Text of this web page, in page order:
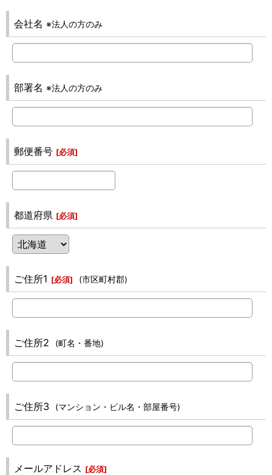
会社名 ※法人の方のみ
部署名 ※法人の方のみ
郵便番号 [必須]
都道府県 [必須]
ご住所1 [必須] (市区町村郡)
ご住所2 (町名・番地)
ご住所3 (マンション・ビル名・部屋番号)
メールアドレス [必須]